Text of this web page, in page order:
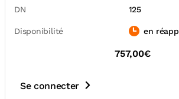
DN
125
Disponibilité en
757,00€
Se connecter